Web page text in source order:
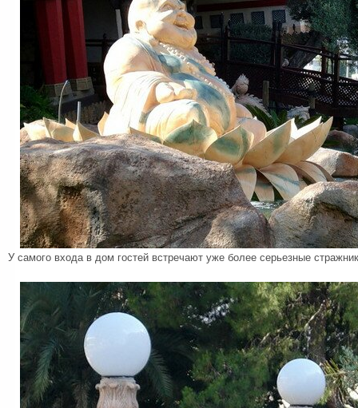
У самого входа в дом гостей встречают уже более серьезные